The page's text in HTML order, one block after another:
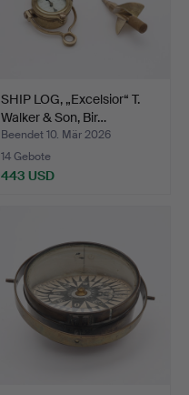
SHIP LOG, „Excelsior“ T.
Walker & Son, Bir…
Beendet 10. Mär 2026
14 Gebote
443 USD